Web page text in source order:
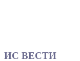
ИС ВЕСТИ